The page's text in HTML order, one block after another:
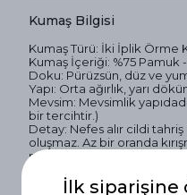
Kumaş Bilgisi
Kumaş Türü: İki İplik Örme
Kumaş İçeriği: %75 Pamuk
Doku: Pürüzsün, düz ve
Yapı: Orta ağırlık, yarı
Mevsim: Mevsimlik
bir tercihtir.)
Detay: Nefes alır cildi
oluşmaz. Az bir oranda
müsaittir.
Yıkama Talimatı:
İlk siparişine